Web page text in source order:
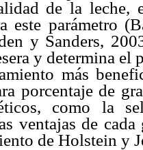
de la leche,
este parámetro
y Sanders,
y determina el
más
porcentaje de
como la
ventajas de
de Holstein y